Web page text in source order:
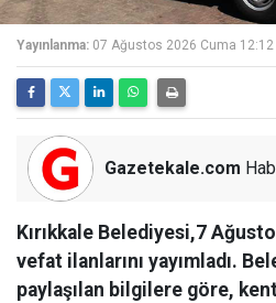
Yayınlanma: 07 Ağustos 2026 Cuma 12:12
Gazetekale.com
Kırıkkale Belediyesi,7
vefat ilanlarını yayımladı.
paylaşılan bilgilere göre,